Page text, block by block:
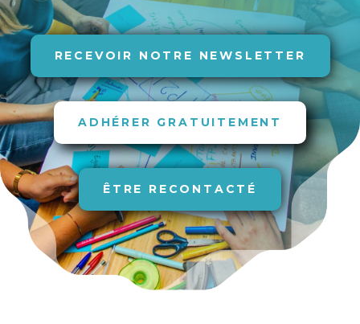
RECEVOIR NOTRE NEWSLETTER
ADHÉRER GRATUITEMENT
ÊTRE RECONTACTÉ